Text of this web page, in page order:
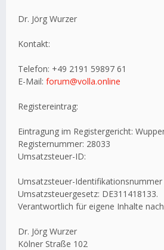
Dr. Jörg Wurzer
Kontakt:
Telefon: +49 2191 59897 61
E-Mail: forum@volla.online
Registereintrag:
Eintragung im Registergericht:
Registernummer: 28033
Umsatzsteuer-ID:
Umsatzsteuer-Identifikationsnummer
Umsatzsteuergesetz: DE311418133.
Verantwortlich für eigene Inhalte nach
Dr. Jörg Wurzer
Kölner Straße 102